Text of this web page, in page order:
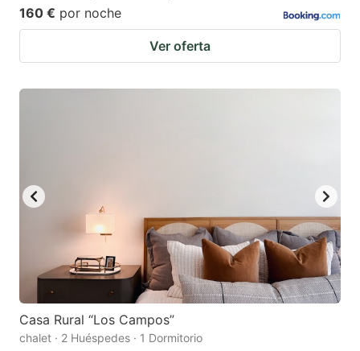
160 € por noche
Ver oferta
Casa Rural “Los Campos”
chalet · 2 Huéspedes · 1 Dormitorio